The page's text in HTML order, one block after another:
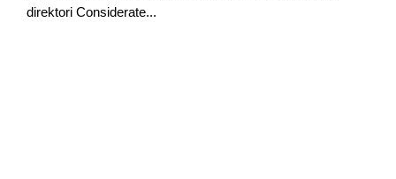
direktori Considerate...